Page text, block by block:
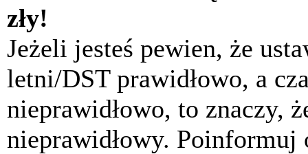
zły!
Jeżeli jesteś pewien, że
letni/DST prawidłowo, a
nieprawidłowo, to znaczy,
nieprawidłowy.